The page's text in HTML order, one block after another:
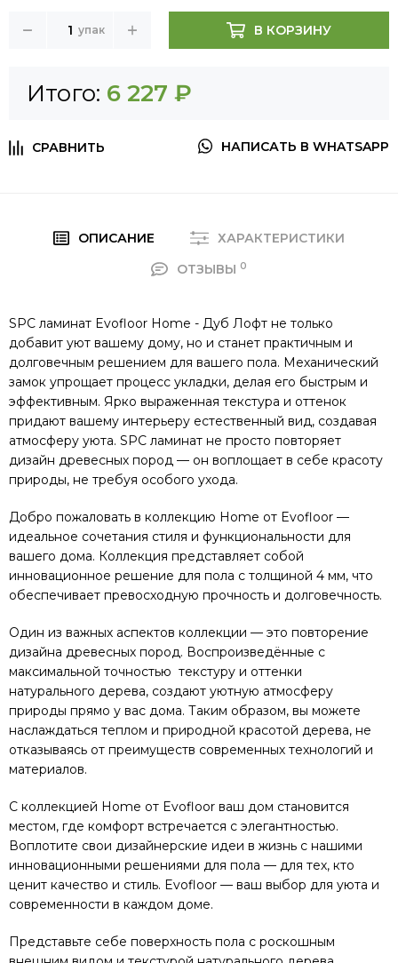
упак В КОРЗИНУ
Итого: 6 227 ₽
НАПИСАТЬ В WHATSAPP
ОПИСАНИЕ
ХАРАКТЕРИСТИКИ
ОТЗЫВЫ 0
SPC ламинат Evofloor Home - Дуб Лофт не только
добавит уют вашему дому, но и станет практичным и
долговечным решением для вашего пола. Механический
замок упрощает процесс укладки, делая его быстрым и
эффективным. Ярко выраженная текстура и оттенок
придают вашему интерьеру естественный вид, создавая
атмосферу уюта. SPC ламинат не просто повторяет
дизайн древесных пород — он воплощает в себе красоту
природы, не требуя особого ухода.
Добро пожаловать в коллекцию Home от Evofloor —
идеальное сочетания стиля и функциональности для
вашего дома. Коллекция представляет собой
инновационное решение для пола с толщиной 4 мм, что
обеспечивает превосходную прочность и долговечность.
Один из важных аспектов коллекции — это повторение
дизайна древесных пород. Воспроизведённые с
максимальной точностью текстуру и оттенки
натурального дерева, создают уютную атмосферу
природы прямо у вас дома. Таким образом, вы можете
наслаждаться теплом и природной красотой дерева, не
отказываясь от преимуществ современных технологий и
материалов.
С коллекцией Home от Evofloor ваш дом становится
местом, где комфорт встречается с элегантностью.
Воплотите свои дизайнерские идеи в жизнь с нашими
инновационными решениями для пола — для тех, кто
ценит качество и стиль. Evofloor — ваш выбор для уюта и
современности в каждом доме.
Представьте себе поверхность пола с роскошным